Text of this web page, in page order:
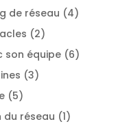
de réseau (4)
(2)
son équipe(6)
(3)
(5)
réseau (1)